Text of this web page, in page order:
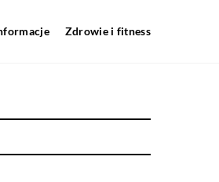
Zdrowie i fitness